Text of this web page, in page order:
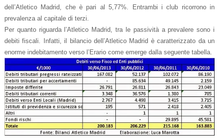
dell’Atletico Madrid, che è pari al 5,77%. Entrambi i club ricorrono in
prevalenza al capitale di terzi.
Per quanto riguarda l’Atletico Madrid, tra le passività a prevalere sono i
debiti fiscali. Infatti, il bilancio dell’Atletico Madrid è caratterizzato da un
enorme indebitamento verso l’Erario come emerge dalla seguente tabella.